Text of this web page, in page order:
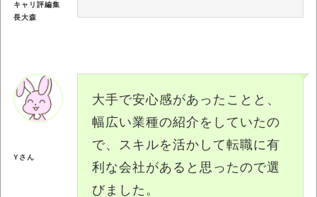
キャリ評編集
長大森
大手で安心感があったことと、
幅広い業種の紹介をしていたの
で、スキルを活かして転職に有
利な会社があると思ったので選
びました。
Yさん